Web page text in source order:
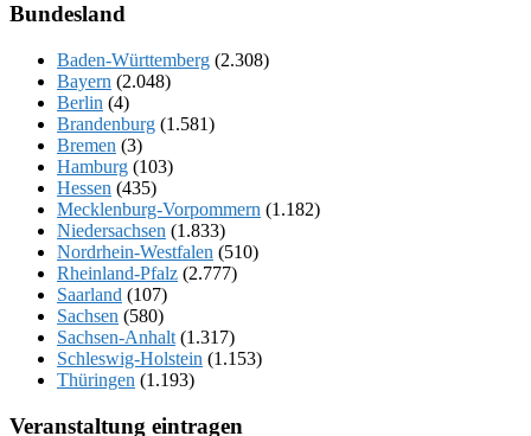
Bundesland
Baden-Württemberg (2.308)
Bayern (2.048)
Berlin (4)
Brandenburg (1.581)
Bremen (3)
Hamburg (103)
Hessen (435)
Mecklenburg-Vorpommern (1.182)
Niedersachsen (1.833)
Nordrhein-Westfalen (510)
Rheinland-Pfalz (2.777)
Saarland (107)
Sachsen (580)
Sachsen-Anhalt (1.317)
Schleswig-Holstein (1.153)
Thüringen (1.193)
Veranstaltung eintragen